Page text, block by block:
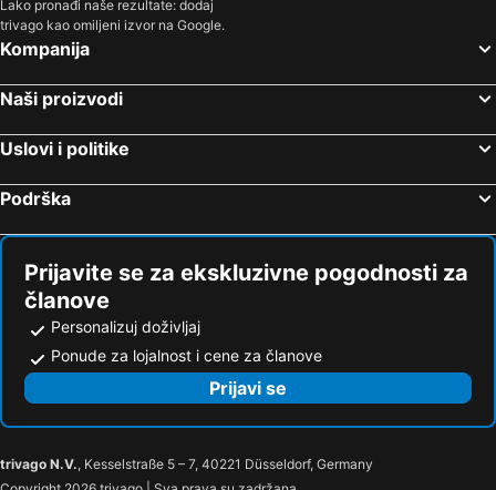
Lako pronađi naše rezultate: dodaj
trivago kao omiljeni izvor na Google.
Kompanija
Naši proizvodi
Uslovi i politike
Podrška
Prijavite se za ekskluzivne pogodnosti za
članove
Personalizuj doživljaj
Ponude za lojalnost i cene za članove
Prijavi se
trivago N.V., Kesselstraße 5 – 7, 40221 Düsseldorf, Germany